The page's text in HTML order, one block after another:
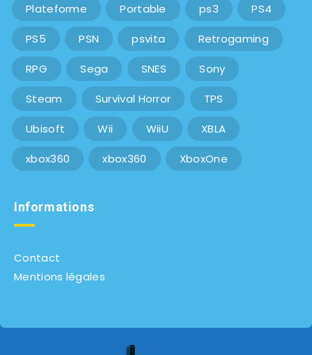
Plateforme Portable ps3 PS4
PS5 PSN psvita Retrogaming
RPG Sega SNES Sony
Steam Survival Horror TPS
Ubisoft Wii WiiU XBLA
xbox360 xbox360 XboxOne
Informations
Contact
Mentions légales